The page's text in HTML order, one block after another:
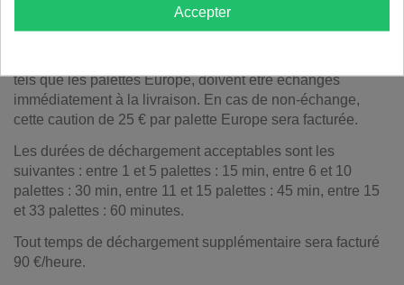
manœuvres de camions internationaux d’au moins 16,5
mètres avec un PTC de 38 000 kg
tels que les palettes Europe, doivent être échangés
immédiatement à la livraison. En cas de non-échange,
cette caution de 25 € par palette Europe sera facturée.
Les durées de déchargement acceptables sont les
suivantes : entre 1 et 5 palettes : 15 min, entre 6 et 10
palettes : 30 min, entre 11 et 15 palettes : 45 min, entre 15
et 33 palettes : 60 minutes.
Tout temps de déchargement supplémentaire sera facturé
90 €/heure.
Accepter